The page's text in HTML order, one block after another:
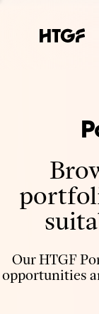
Our HTGF
opportunities